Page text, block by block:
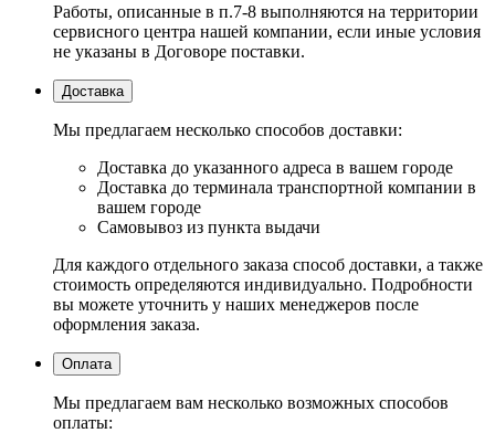
Работы, описанные в п.7-8 выполняются на территории
сервисного центра нашей компании, если иные условия
не указаны в Договоре поставки.
Доставка
Мы предлагаем несколько способов доставки:
Доставка до указанного адреса в вашем городе
Доставка до терминала транспортной компании в
вашем городе
Самовывоз из пункта выдачи
Для каждого отдельного заказа способ доставки, а также
стоимость определяются индивидуально. Подробности
вы можете уточнить у наших менеджеров после
оформления заказа.
Оплата
Мы предлагаем вам несколько возможных способов
оплаты: